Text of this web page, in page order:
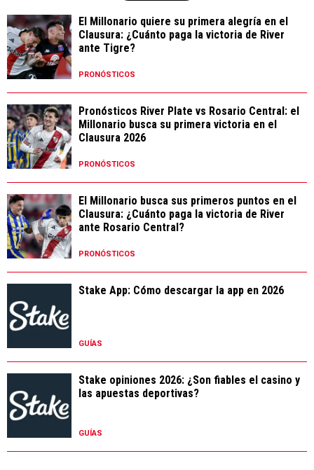
El Millonario quiere su primera alegría en el
Clausura: ¿Cuánto paga la victoria de River
ante Tigre?
PRONÓSTICOS
Pronósticos River Plate vs Rosario Central: el
Millonario busca su primera victoria en el
Clausura 2026
PRONÓSTICOS
El Millonario busca sus primeros puntos en el
Clausura: ¿Cuánto paga la victoria de River
ante Rosario Central?
PRONÓSTICOS
Stake App: Cómo descargar la app en 2026
GUÍAS
Stake opiniones 2026: ¿Son fiables el casino y
las apuestas deportivas?
GUÍAS